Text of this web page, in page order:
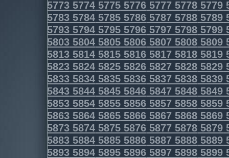
5773 5774 5775 5776 5777 5778 5779
5783 5784 5785 5786 5787 5788 5789
5793 5794 5795 5796 5797 5798 5799
5803 5804 5805 5806 5807 5808 5809
5813 5814 5815 5816 5817 5818 5819
5823 5824 5825 5826 5827 5828 5829
5833 5834 5835 5836 5837 5838 5839
5843 5844 5845 5846 5847 5848 5849
5853 5854 5855 5856 5857 5858 5859
5863 5864 5865 5866 5867 5868 5869
5873 5874 5875 5876 5877 5878 5879
5883 5884 5885 5886 5887 5888 5889
5893 5894 5895 5896 5897 5898 5899